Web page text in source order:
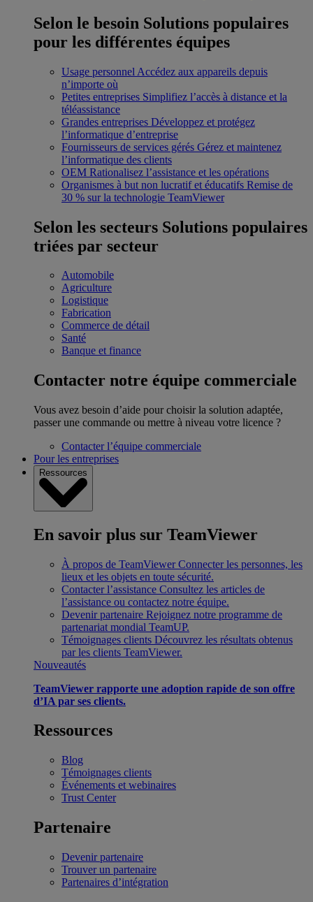
Selon le besoin Solutions populaires
pour les différentes équipes
Usage personnel Accédez aux appareils depuis
n’importe où
Petites entreprises Simplifiez l’accès à distance et la
téléassistance
Grandes entreprises Développez et protégez
l’informatique d’entreprise
Fournisseurs de services gérés Gérez et maintenez
l’informatique des clients
OEM Rationalisez l’assistance et les opérations
Organismes à but non lucratif et éducatifs Remise de
30 % sur la technologie TeamViewer
Selon les secteurs Solutions populaires
triées par secteur
Automobile
Agriculture
Logistique
Fabrication
Commerce de détail
Santé
Banque et finance
Contacter notre équipe commerciale
Vous avez besoin d’aide pour choisir la solution adaptée,
passer une commande ou mettre à niveau votre licence ?
Contacter l’équipe commerciale
Pour les entreprises
Ressources
En savoir plus sur TeamViewer
À propos de TeamViewer Connecter les personnes, les
lieux et les objets en toute sécurité.
Contacter l’assistance Consultez les articles de
l’assistance ou contactez notre équipe.
Devenir partenaire Rejoignez notre programme de
partenariat mondial TeamUP.
Témoignages clients Découvrez les résultats obtenus
par les clients TeamViewer.
Nouveautés
TeamViewer rapporte une adoption rapide de son offre
d’IA par ses clients.
Ressources
Blog
Témoignages clients
Événements et webinaires
Trust Center
Partenaire
Devenir partenaire
Trouver un partenaire
Partenaires d’intégration